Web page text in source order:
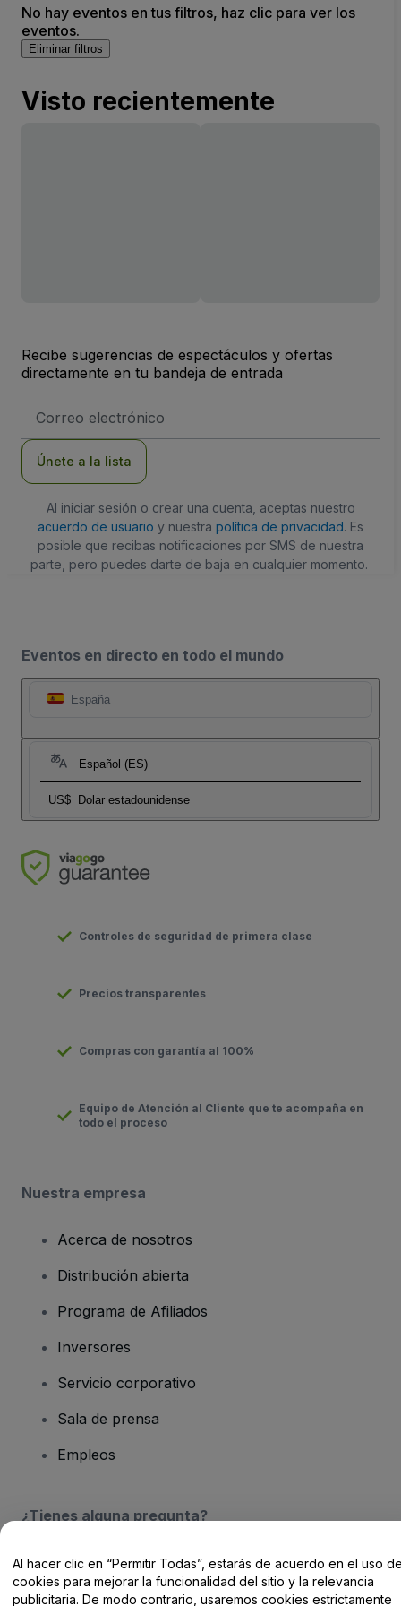
No hay eventos en tus filtros, haz clic para ver los
eventos.
Eliminar filtros
Visto recientemente
Recibe sugerencias de espectáculos y ofertas
directamente en tu bandeja de entrada
de
Únete a la lista
Al iniciar sesión o crear una cuenta, aceptas nuestro
acuerdo de usuario y nuestra política de privacidad. Es
posible que recibas notificaciones por SMS de nuestra
parte, pero puedes darte de baja en cualquier momento.
Eventos en directo en todo el mundo
España
Español (ES)
US$ Dolar estadounidense
Controles de seguridad de primera clase
Precios transparentes
Compras con garantía al 100%
Equipo de Atención al Cliente que te acompaña en
todo el proceso
Nuestra empresa
Acerca de nosotros
Distribución abierta
Programa de Afiliados
Inversores
Servicio corporativo
Sala de prensa
Empleos
¿Tienes alguna pregunta?
Centro de Ayuda / Contacto
Al hacer clic en “Permitir Todas”, estarás de acuerdo en el uso
cookies para mejorar la funcionalidad del sitio y la relevancia
publicitaria. De modo contrario, usaremos cookies estrictamente